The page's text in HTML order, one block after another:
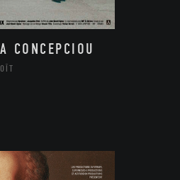
CONCEPCIOU